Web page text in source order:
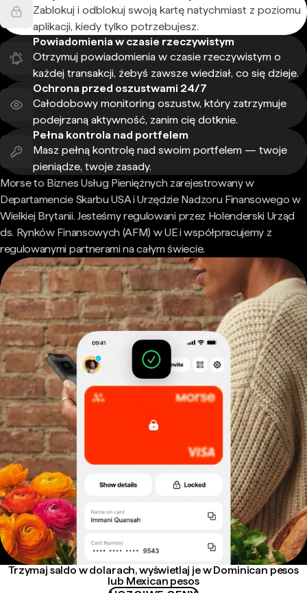
Zablokuj i odblokuj swoją kartę natychmiast z poziomu
aplikacji, kiedy tylko potrzebujesz.
Powiadomienia w czasie rzeczywistym
Otrzymuj powiadomienia w czasie rzeczywistym o
każdej transakcji, żebyś zawsze wiedział, co się dzieje.
Ochrona przed oszustwami 24/7
Całodobowy monitoring oszustw, który zatrzymuje
podejrzaną aktywność, zanim cię dotknie.
Pełna kontrola nad portfelem
Masz pełną kontrolę nad swoim portfelem — twoje
pieniądze, twoje zasady.
Morse to Biznes Usług Pieniężnych zarejestrowany w
Departamencie Skarbu USA i Urzędzie Nadzoru Finansowego w
Wielkiej Brytanii. Jesteśmy regulowani przez Holenderski Urząd
ds. Rynków Finansowych (AFM) w UE i współpracujemy z
regulowanymi partnerami na całym świecie.
Trzymaj saldo w dolarach, wyświetlaj je w Dominican pesos
lub Mexican pesos